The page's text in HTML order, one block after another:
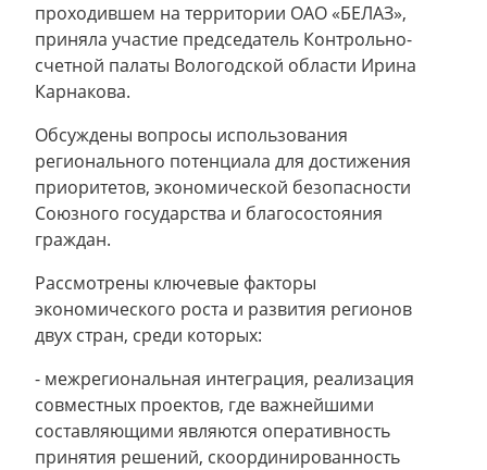
проходившем на территории ОАО «БЕЛАЗ»,
приняла участие председатель Контрольно-
счетной палаты Вологодской области Ирина
Карнакова.
Обсуждены вопросы использования
регионального потенциала для достижения
приоритетов, экономической безопасности
Союзного государства и благосостояния
граждан.
Рассмотрены ключевые факторы
экономического роста и развития регионов
двух стран, среди которых:
- межрегиональная интеграция, реализация
совместных проектов, где важнейшими
составляющими являются оперативность
принятия решений, скоординированность